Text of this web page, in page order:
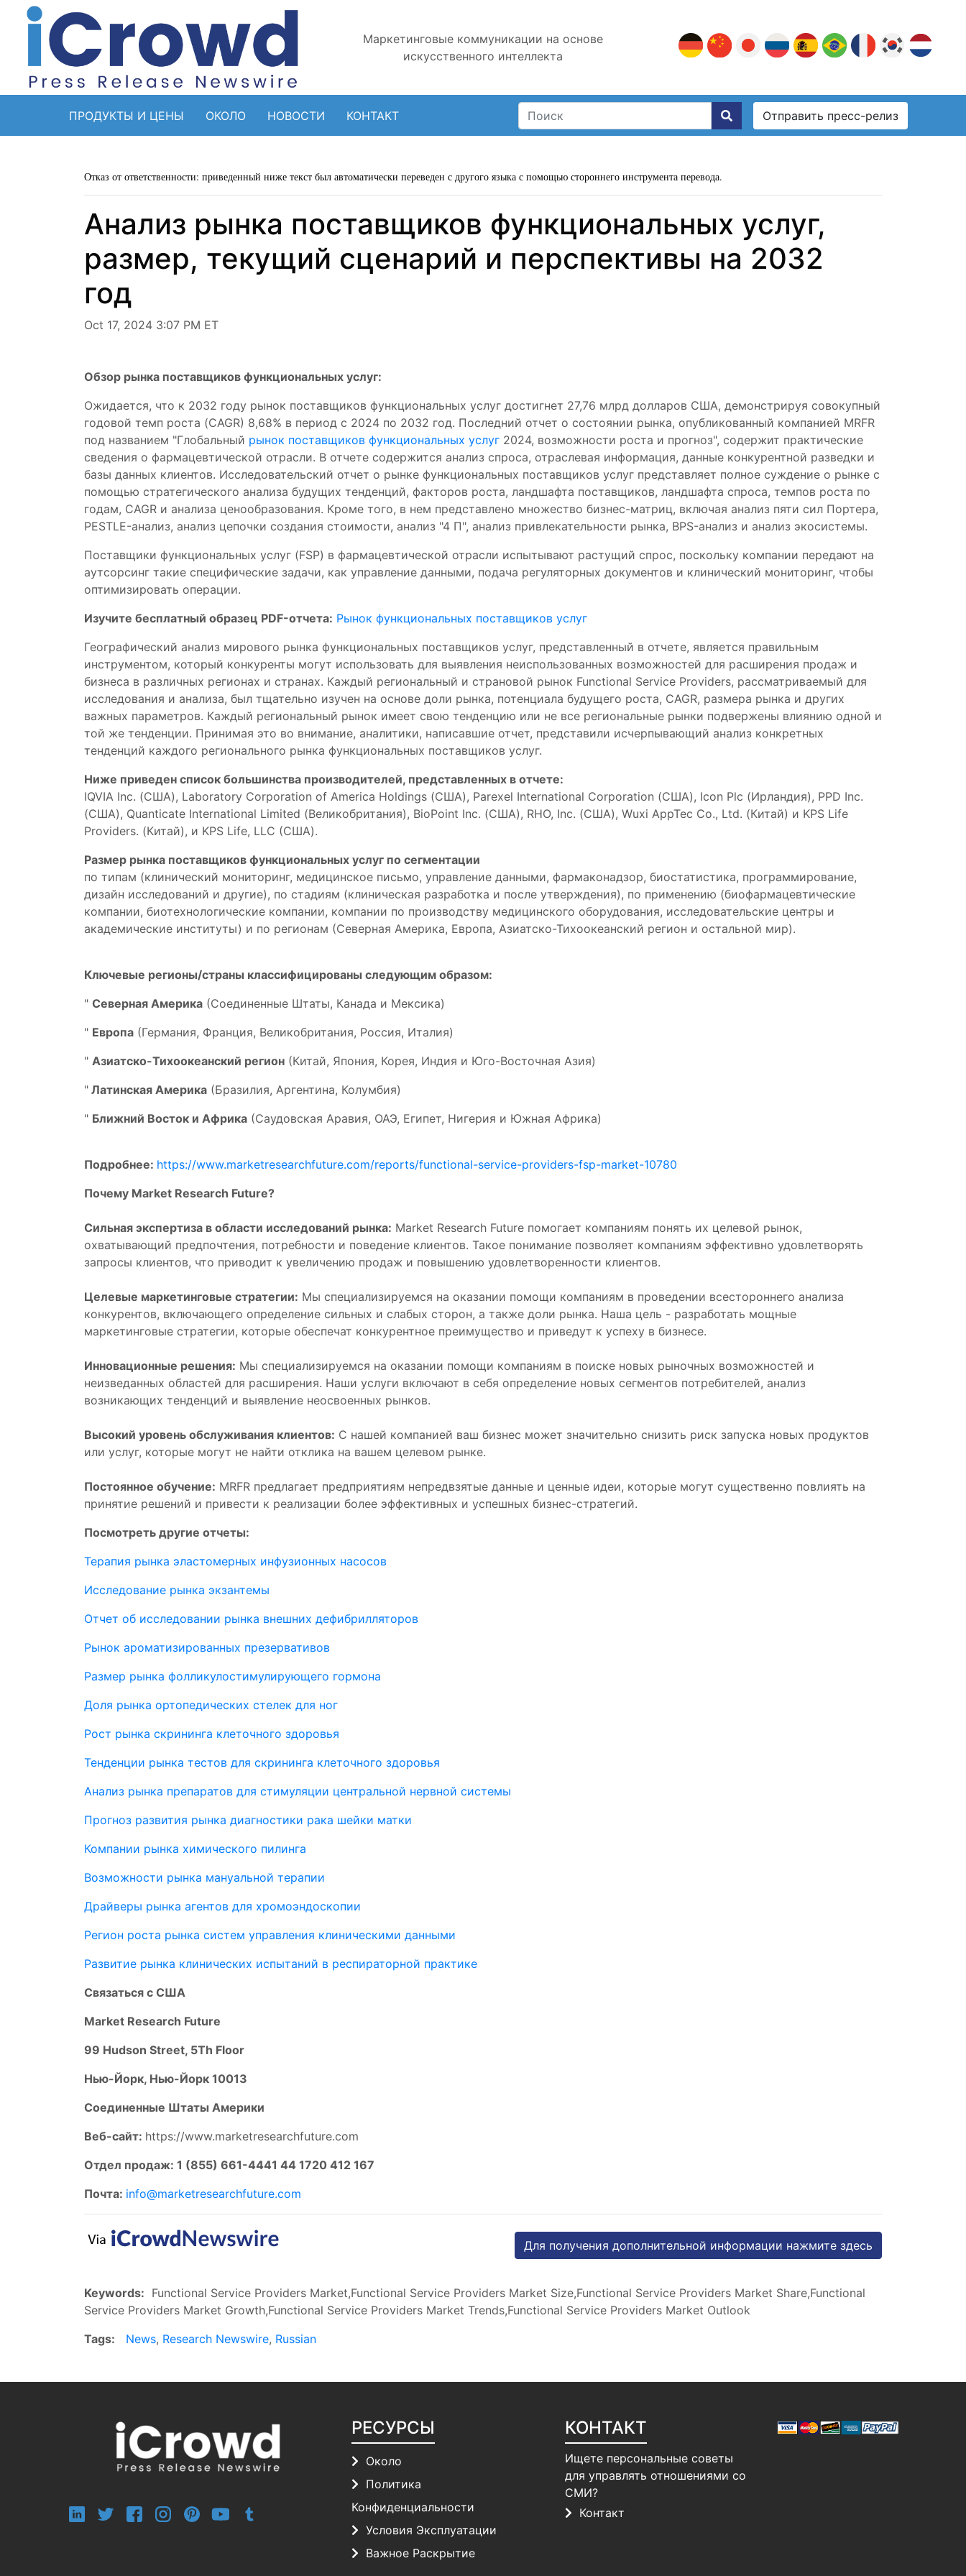
Маркетинговые коммуникации на основе
искусственного интеллекта
ПРОДУКТЫ И ЦЕНЫ ОКОЛО НОВОСТИ КОНТАКТ Отправить пресс-релиз
Отказ от ответственности: приведенный ниже текст был автоматически переведен с другого языка с помощью стороннего инструмента перевода.
Анализ рынка поставщиков функциональных услуг,
размер, текущий сценарий и перспективы на 2032
год
Oct 17, 2024 3:07 PM ET
Обзор рынка поставщиков функциональных услуг:
Ожидается, что к 2032 году рынок поставщиков функциональных услуг достигнет 27,76 млрд долларов США, демонстрируя совокупный
годовой темп роста (CAGR) 8,68% в период с 2024 по 2032 год. Последний отчет о состоянии рынка, опубликованный компанией MRFR
под названием "Глобальный рынок поставщиков функциональных услуг 2024, возможности роста и прогноз", содержит практические
сведения о фармацевтической отрасли. В отчете содержится анализ спроса, отраслевая информация, данные конкурентной разведки и
базы данных клиентов. Исследовательский отчет о рынке функциональных поставщиков услуг представляет полное суждение о рынке с
помощью стратегического анализа будущих тенденций, факторов роста, ландшафта поставщиков, ландшафта спроса, темпов роста по
годам, CAGR и анализа ценообразования. Кроме того, в нем представлено множество бизнес-матриц, включая анализ пяти сил Портера,
PESTLE-анализ, анализ цепочки создания стоимости, анализ "4 П", анализ привлекательности рынка, BPS-анализ и анализ экосистемы.
Поставщики функциональных услуг (FSP) в фармацевтической отрасли испытывают растущий спрос, поскольку компании передают на
аутсорсинг такие специфические задачи, как управление данными, подача регуляторных документов и клинический мониторинг, чтобы
оптимизировать операции.
Изучите бесплатный образец PDF-отчета: Рынок функциональных поставщиков услуг
Географический анализ мирового рынка функциональных поставщиков услуг, представленный в отчете, является правильным
инструментом, который конкуренты могут использовать для выявления неиспользованных возможностей для расширения продаж и
бизнеса в различных регионах и странах. Каждый региональный и страновой рынок Functional Service Providers, рассматриваемый для
исследования и анализа, был тщательно изучен на основе доли рынка, потенциала будущего роста, CAGR, размера рынка и других
важных параметров. Каждый региональный рынок имеет свою тенденцию или не все региональные рынки подвержены влиянию одной и
той же тенденции. Принимая это во внимание, аналитики, написавшие отчет, представили исчерпывающий анализ конкретных
тенденций каждого регионального рынка функциональных поставщиков услуг.
Ниже приведен список большинства производителей, представленных в отчете:
IQVIA Inc. (США), Laboratory Corporation of America Holdings (США), Parexel International Corporation (США), Icon Plc (Ирландия), PPD Inc.
(США), Quanticate International Limited (Великобритания), BioPoint Inc. (США), RHO, Inc. (США), Wuxi AppTec Co., Ltd. (Китай) и KPS Life
Providers. (Китай), и KPS Life, LLC (США).
Размер рынка поставщиков функциональных услуг по сегментации
по типам (клинический мониторинг, медицинское письмо, управление данными, фармаконадзор, биостатистика, программирование,
дизайн исследований и другие), по стадиям (клиническая разработка и после утверждения), по применению (биофармацевтические
компании, биотехнологические компании, компании по производству медицинского оборудования, исследовательские центры и
академические институты) и по регионам (Северная Америка, Европа, Азиатско-Тихоокеанский регион и остальной мир).
Ключевые регионы/страны классифицированы следующим образом:
" Северная Америка (Соединенные Штаты, Канада и Мексика)
" Европа (Германия, Франция, Великобритания, Россия, Италия)
" Азиатско-Тихоокеанский регион (Китай, Япония, Корея, Индия и Юго-Восточная Азия)
" Латинская Америка (Бразилия, Аргентина, Колумбия)
" Ближний Восток и Африка (Саудовская Аравия, ОАЭ, Египет, Нигерия и Южная Африка)
Подробнее: https://www.marketresearchfuture.com/reports/functional-service-providers-fsp-market-10780
Почему Market Research Future?
Сильная экспертиза в области исследований рынка: Market Research Future помогает компаниям понять их целевой рынок,
охватывающий предпочтения, потребности и поведение клиентов. Такое понимание позволяет компаниям эффективно удовлетворять
запросы клиентов, что приводит к увеличению продаж и повышению удовлетворенности клиентов.
Целевые маркетинговые стратегии: Мы специализируемся на оказании помощи компаниям в проведении всестороннего анализа
конкурентов, включающего определение сильных и слабых сторон, а также доли рынка. Наша цель - разработать мощные
маркетинговые стратегии, которые обеспечат конкурентное преимущество и приведут к успеху в бизнесе.
Инновационные решения: Мы специализируемся на оказании помощи компаниям в поиске новых рыночных возможностей и
неизведанных областей для расширения. Наши услуги включают в себя определение новых сегментов потребителей, анализ
возникающих тенденций и выявление неосвоенных рынков.
Высокий уровень обслуживания клиентов: С нашей компанией ваш бизнес может значительно снизить риск запуска новых продуктов
или услуг, которые могут не найти отклика на вашем целевом рынке.
Постоянное обучение: MRFR предлагает предприятиям непредвзятые данные и ценные идеи, которые могут существенно повлиять на
принятие решений и привести к реализации более эффективных и успешных бизнес-стратегий.
Посмотреть другие отчеты:
Терапия рынка эластомерных инфузионных насосов
Исследование рынка экзантемы
Отчет об исследовании рынка внешних дефибрилляторов
Рынок ароматизированных презервативов
Размер рынка фолликулостимулирующего гормона
Доля рынка ортопедических стелек для ног
Рост рынка скрининга клеточного здоровья
Тенденции рынка тестов для скрининга клеточного здоровья
Анализ рынка препаратов для стимуляции центральной нервной системы
Прогноз развития рынка диагностики рака шейки матки
Компании рынка химического пилинга
Возможности рынка мануальной терапии
Драйверы рынка агентов для хромоэндоскопии
Регион роста рынка систем управления клиническими данными
Развитие рынка клинических испытаний в респираторной практике
Связаться с США
Market Research Future
99 Hudson Street, 5Th Floor
Нью-Йорк, Нью-Йорк 10013
Соединенные Штаты Америки
Веб-сайт: https://www.marketresearchfuture.com
Отдел продаж: 1 (855) 661-4441 44 1720 412 167
Почта: info@marketresearchfuture.com
Для получения дополнительной информации нажмите здесь
Keywords: Functional Service Providers Market,Functional Service Providers Market Size,Functional Service Providers Market Share,Functional
Service Providers Market Growth,Functional Service Providers Market Trends,Functional Service Providers Market Outlook
Tags:
News, Research Newswire, Russian
РЕСУРСЫ
Около
Политика
Конфиденциальности
Условия Эксплуатации
Важное Раскрытие
КОНТАКТ
Ищете персональные советы
для управлять отношениями со
СМИ?
Контакт